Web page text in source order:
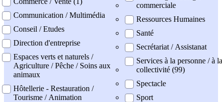
Communication / Multimédia
Conseil / Etudes
Direction d'entreprise
Espaces verts et naturels /
Agriculture / Pêche / Soins aux
animaux
Hôtellerie - Restauration /
Tourisme / Animation
commerciale
Ressources Humaines
Santé
Secrétariat / Assistanat
Services à la personne / à la
collectivité (99)
Spectacle
Sport